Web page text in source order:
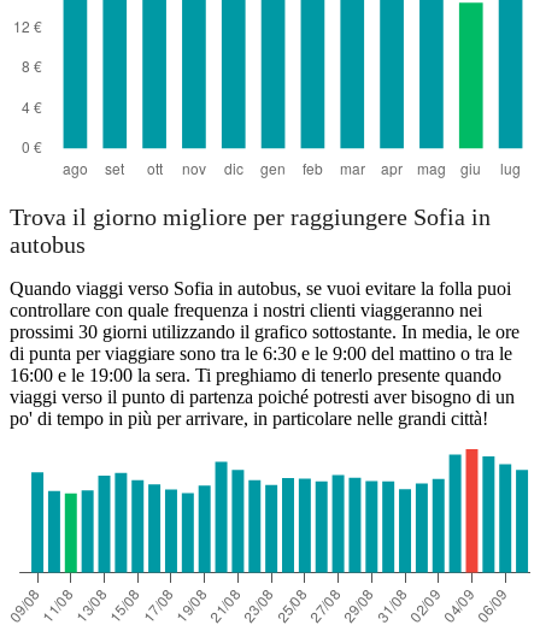
Trova il giorno migliore per raggiungere Sofia in
autobus
Quando viaggi verso Sofia in autobus, se vuoi evitare la folla puoi
controllare con quale frequenza i nostri clienti viaggeranno nei
prossimi 30 giorni utilizzando il grafico sottostante. In media, le ore
di punta per viaggiare sono tra le 6:30 e le 9:00 del mattino o tra le
16:00 e le 19:00 la sera. Ti preghiamo di tenerlo presente quando
viaggi verso il punto di partenza poiché potresti aver bisogno di un
po' di tempo in più per arrivare, in particolare nelle grandi città!